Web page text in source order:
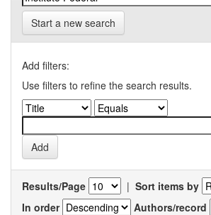
Start a new search
Add filters:
Use filters to refine the search results.
Results/Page | Sort items by
In order
Authors/record